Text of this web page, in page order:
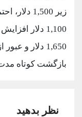
1,100 دلار
بازگشت کوتاه
نظر بدهید